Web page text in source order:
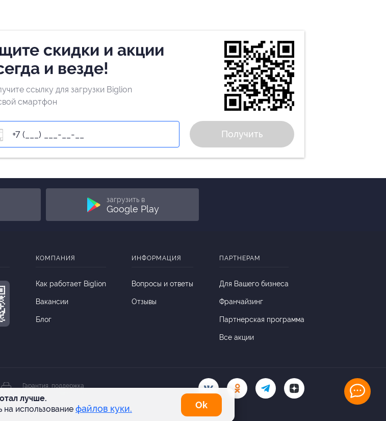
скидки и акции
и везде!
ссылку для загрузки Biglion
смартфон
Получить
загрузить в
Google Play
лучше.
на использование файлов куки. Оk
КОМПАНИЯ
Как работает Biglion
Вакансии
Блог
ИНФОРМАЦИЯ
Вопросы и ответы
Отзывы
ПАРТНЕРАМ
Для Вашего бизнеса
Франчайзинг
Партнерская программа
Все акции
Гарантия, поддержка